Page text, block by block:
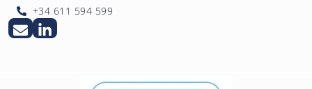
+34 611 594 599